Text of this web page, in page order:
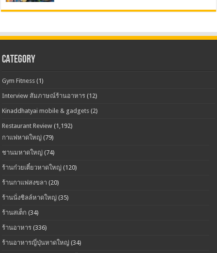
CATEGORY
Gym Fitness (1)
Interview สัมภาษณ์ร้านอาหาร (12)
Kinaddhatyai mobile & gadgets (2)
Restaurant Review (1,192)
กาแฟหาดใหญ่ (79)
ชานมหาดใหญ่ (74)
ร้านก๋วยเตี๋ยวหาดใหญ่ (120)
ร้านกาแฟสงขลา (20)
ร้านนั่งชิลล์หาดใหญ่ (35)
ร้านสเต็ก (34)
ร้านอาหาร (336)
ร้านอาหารญี่ปุ่นหาดใหญ่ (34)